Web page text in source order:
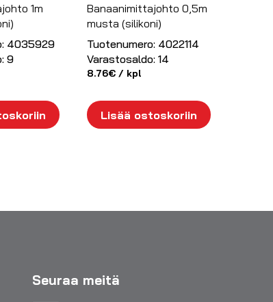
1m
4035929
9
Banaanimittajohto 0,5m
musta (silikoni)
Tuotenumero: 4022114
Varastosaldo: 14
8.76€/ kpl
Lisää ostoskoriin
Seuraa meitä